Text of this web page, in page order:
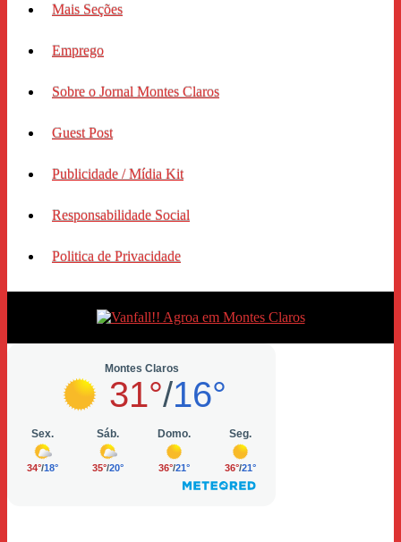
Mais Seções
Emprego
Sobre o Jornal Montes Claros
Guest Post
Publicidade / Mídia Kit
Responsabilidade Social
Politica de Privacidade